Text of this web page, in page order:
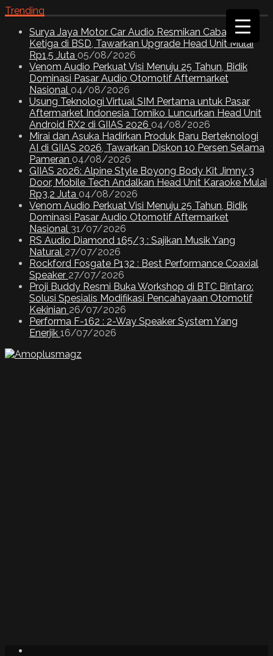
Trending
Surya Jaya Motor Car Audio Resmikan Cabang
Ketiga di BSD, Tawarkan Upgrade Head Unit Mulai
Rp1,5 Juta 05/08/2026
Venom Audio Perkuat Visi Menuju 25 Tahun, Bidik
Dominasi Pasar Audio Otomotif Aftermarket
Nasional 04/08/2026
Usung Teknologi Virtual SIM Pertama untuk Pasar
Aftermarket Indonesia Tomiko Luncurkan Head Unit
Android RX2 di GIIAS 2026 04/08/2026
Mirai dan Asuka Hadirkan Produk Baru Berteknologi
AI di GIIAS 2026, Tawarkan Diskon 10 Persen Selama
Pameran 04/08/2026
GIIAS 2026: Alpine Style Boyong Body Kit Jimny 3
Door, Mobile Tech Andalkan Head Unit Karaoke Mulai
Rp3,2 Juta 04/08/2026
Venom Audio Perkuat Visi Menuju 25 Tahun, Bidik
Dominasi Pasar Audio Otomotif Aftermarket
Nasional 31/07/2026
RS Audio Diamond 165/3 : Sajikan Musik Yang
Natural 27/07/2026
Rockford Fosgate P132 : Best Performance Coaxial
Speaker 27/07/2026
Proji Buddy Resmi Buka Workshop di BTC Bintaro:
Solusi Spesialis Modifikasi Pencahayaan Otomotif
Kekinian 26/07/2026
Performa F-162 : 2-Way Speaker System Yang
Enerjik 16/07/2026